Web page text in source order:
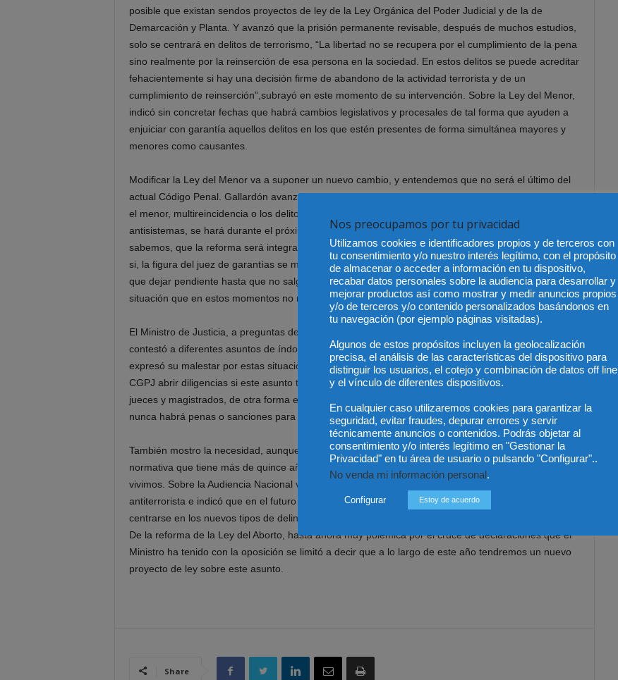
posible que existan sendos proyectos de ley de la Ley Orgánica del Poder Judicial y de la de
Demarcación y Planta. Y avanzó que la prisión permanente revisable, después de muchos estudios,
solo se centrará en delitos de terrorismo, “La libertad no se recupera por el cumplimiento de la pena
sino realmente por la reinserción de esa persona en la sociedad. En estos delitos se puede acreditar
fehacientemente si hay una decisión firme de abandono de la actividad terrorista y de un
cumplimiento de reinserción”,subrayó en este momento de su intervención. Sobre la Ley del Menor,
indicó sin concretar fechas que habrá cambios legislativos y procesales de tal forma que ayuden a
enjuiciar con garantía aquellos delitos en los que estén presentes de forma simultánea mayores y
menores como causantes.
Modificar la Ley del Menor va a suponer un nuevo cambio, y entendemos que no será el último del
actual Código Penal. Gallardón avanzó que la tramitación de esas reformas que tienen que ver con
el menor, multireincidencia o los delitos cometidos por ciudadanos en manifestaciones, los llamados
antisistemas, se hará durante el próximo otoño. Respecto a la LECRIM, corroboró lo que ya
sabemos, que la reforma será integral y otorgará al fiscal la investigación de la causa, aunque eso
si, la figura del juez de garantías se mantendrá: “Este nuevo protagonismo del fiscal lo tendremos
que dejar pendiente hasta que no salgamos de la crisis; supondría ampliar la plantilla de fiscales,
situación que en estos momentos no nos lo podemos permitir”,c onfirmó
El Ministro de Justicia, a preguntas de los informadores que allí estábamos congregados, también
contestó a diferentes asuntos de índole jurídico. Respeto al secreto del sumario y las filtraciones
expresó su malestar por estas situaciones que dañan la imagen de la justicia. “Es competencia del
CGPJ abrir diligencias si este asunto tiene que ver con alguna actuación al margen de la ley de
jueces y magistrados, de otra forma el Ministerio de Justicia si pudiera intervenir”. Y dejó claro que
nunca habrá penas o sanciones para el medio de comunicación que recoja esa filtración
También mostro la necesidad, aunque sin concretar en el tiempo de modificar la Ley de Jurado, una
normativa que tiene más de quince años y que parece debe adaptarse a los nuevos tiempos que
vivimos. Sobre la Audiencia Nacional valoró el papel que está haciendo como pilar contra la lucha
antiterrorista e indicó que en el futuro seguirá teniendo vigencia porque de esa forma podrá
centrarse en los nuevos tipos de delincuencia organizada que ya existen en nuestra sociedad global.
De la reforma de la Ley del Aborto, hasta ahora muy polémica por el cruce de declaraciones que el
Ministro ha tenido con la oposición se limitó a decir que a lo largo de este año tendremos un nuevo
proyecto de ley sobre este asunto.
Share
Nos preocupamos por tu privacidad
Utilizamos cookies e identificadores propios y de terceros con
tu consentimiento y/o nuestro interés legítimo, con el propósito
de almacenar o acceder a información en tu dispositivo,
recabar datos personales sobre la audiencia para desarrollar y
mejorar productos así como mostrar y medir anuncios propios
y/o de terceros y/o contenido personalizados basándonos en
tu navegación (por ejemplo páginas visitadas).
Algunos de estos propósitos incluyen la geolocalización
precisa, el análisis de las características del dispositivo para
distinguir los usuarios, el cotejo y combinación de datos off line
y el vínculo de diferentes dispositivos.
En cualquier caso utilizaremos cookies para garantizar la
seguridad, evitar fraudes, depurar errores y servir
técnicamente anuncios o contenidos. Podrás objetar al
consentimiento y/o interés legítimo en "Gestionar la
Privacidad" en tu área de usuario o pulsando "Configurar"..
No venda mi información personal .
Configurar Estoy de acuerdo